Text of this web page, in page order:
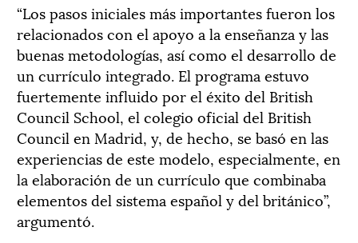
“Los pasos iniciales más importantes fueron los
relacionados con el apoyo a la enseñanza y las
buenas metodologías, así como el desarrollo de
un currículo integrado. El programa estuvo
fuertemente influido por el éxito del British
Council School, el colegio oficial del British
Council en Madrid, y, de hecho, se basó en las
experiencias de este modelo, especialmente, en
la elaboración de un currículo que combinaba
elementos del sistema español y del británico”,
argumentó.